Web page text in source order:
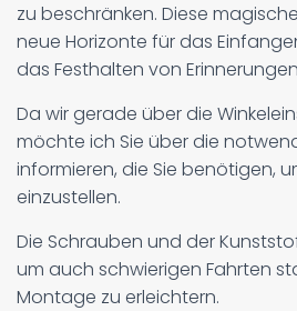
zu beschränken. Diese
neue Horizonte für das
das Festhalten von
Da wir gerade über die
möchte ich Sie über die
informieren, die Sie benötigen,
einzustellen.
Die Schrauben und der
um auch schwierigen Fahrten
Montage zu erleichtern.